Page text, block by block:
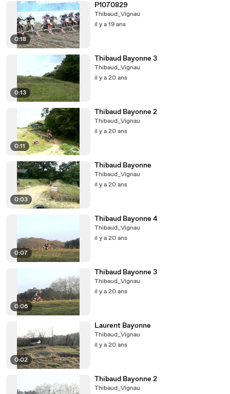
0:18
P1070829
Thibaud_Vignau
il y a 19 ans
0:13
Thibaud Bayonne 3
Thibaud_Vignau
il y a 20 ans
0:11
Thibaud Bayonne 2
Thibaud_Vignau
il y a 20 ans
0:03
Thibaud Bayonne
Thibaud_Vignau
il y a 20 ans
0:07
Thibaud Bayonne 4
Thibaud_Vignau
il y a 20 ans
0:06
Thibaud Bayonne 3
Thibaud_Vignau
il y a 20 ans
0:02
Laurent Bayonne
Thibaud_Vignau
il y a 20 ans
Thibaud Bayonne 2
Thibaud_Vignau